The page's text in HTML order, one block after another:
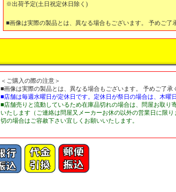
※出荷予定(土日祝定休日除く)
■画像は実際の製品とは、異なる場合もございます。 予めご了
＜ご購入の際の注意＞
■画像は実際の製品とは、異なる場合もございます。 予めご了承
■店舗は毎週水曜日が定休日です。定休日が祭日の場合は、木曜
■店舗売りと流動しているため在庫品切れの場合は、問屋お取り
いたします（ご連絡は問屋又メーカーお休の以外の営業日に限
切の場合はご容赦下さい宜しくお願いいたします。